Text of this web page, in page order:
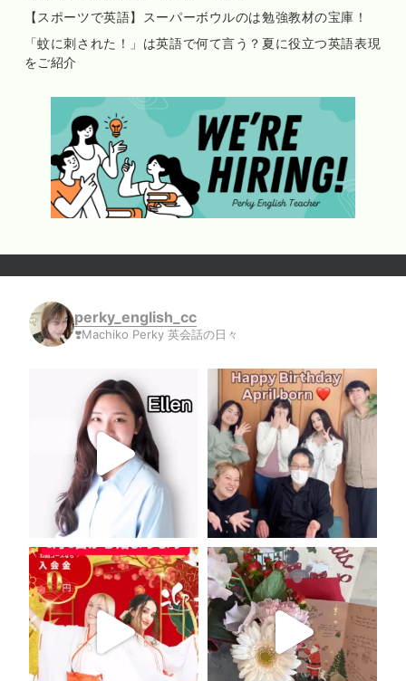
【スポーツで英語】スーパーボウルのは勉強教材の宝庫！
「蚊に刺された！」は英語で何て言う？夏に役立つ英語表現
をご紹介
perky_english_cc
❣️Machiko Perky 英会話の日々